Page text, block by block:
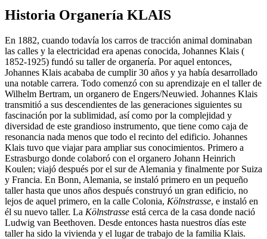
Historia Organería KLAIS
En 1882, cuando todavía los carros de tracción animal dominaban
las calles y la electricidad era apenas conocida, Johannes Klais (
1852-1925) fundó su taller de organería. Por aquel entonces,
Johannes Klais acababa de cumplir 30 años y ya había desarrollado
una notable carrera. Todo comenzó con su aprendizaje en el taller de
Wilhelm Bertram, un organero de Engers/Neuwied. Johannes Klais
transmitió a sus descendientes de las generaciones siguientes su
fascinación por la sublimidad, así como por la complejidad y
diversidad de este grandioso instrumento, que tiene como caja de
resonancia nada menos que todo el recinto del edificio. Johannes
Klais tuvo que viajar para ampliar sus conocimientos. Primero a
Estrasburgo donde colaboró con el organero Johann Heinrich
Koulen; viajó después por el sur de Alemania y finalmente por Suiza
y Francia. En Bonn, Alemania, se instaló primero en un pequeño
taller hasta que unos años después construyó un gran edificio, no
lejos de aquel primero, en la calle Colonia, Kölnstrasse, e instaló en
él su nuevo taller. La Kölnstrasse está cerca de la casa donde nació
Ludwig van Beethoven. Desde entonces hasta nuestros días este
taller ha sido la vivienda y el lugar de trabajo de la familia Klais.